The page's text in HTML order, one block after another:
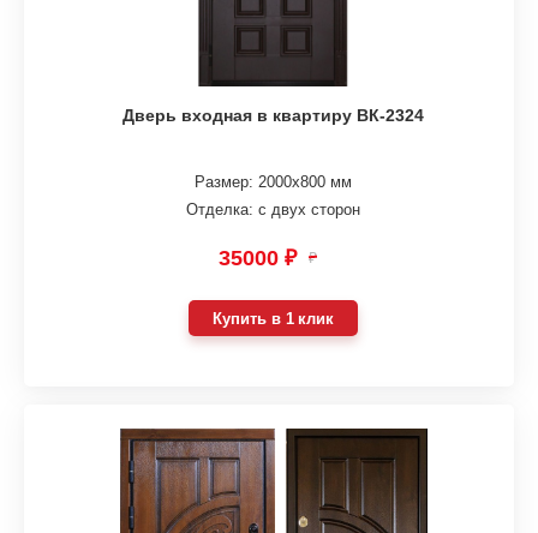
Дверь входная в квартиру ВК-2324
Размер: 2000х800 мм
Отделка: с двух сторон
35000 ₽ ₽
Купить в 1 клик